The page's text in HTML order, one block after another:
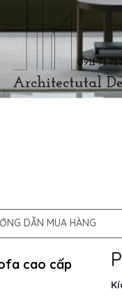
DẪN MUA HÀNG
cao cấp